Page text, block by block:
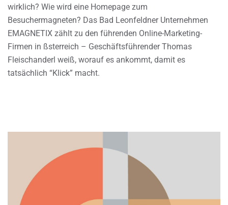
wirklich? Wie wird eine Homepage zum
Besuchermagneten? Das Bad Leonfeldner Unternehmen
EMAGNETIX zählt zu den führenden Online-Marketing-
Firmen in ßsterreich – Geschäftsführender Thomas
Fleischanderl weiß, worauf es ankommt, damit es
tatsächlich “Klick” macht.